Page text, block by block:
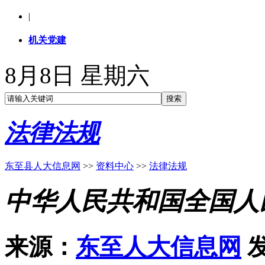
|
机关党建
8月8日 星期六
法律法规
东至县人大信息网 >> 资料中心 >> 法律法规
中华人民共和国全国
来源： 东至人大信息网